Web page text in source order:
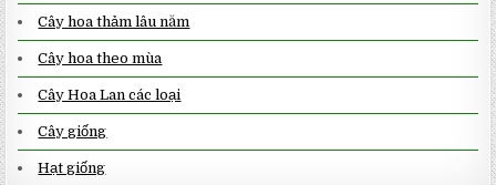
Cây hoa thảm lâu năm
Cây hoa theo mùa
Cây Hoa Lan các loại
Cây giống
Hạt giống